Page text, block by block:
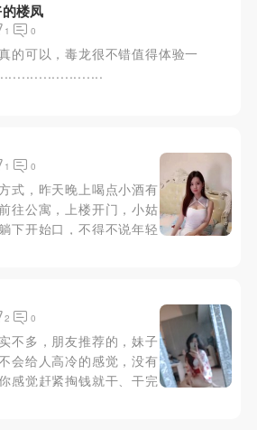
楼凤
1 0
的可以，毒龙很不错值得体验一
1 0
式，昨天晚上喝点小酒有
往公寓，上楼开门，小姑
下开始口，不得不说年轻
到一半翻身上马，几百下
2 0
不多，朋友推荐的，妹子
会给人高冷的感觉，没有
感觉赶紧掏钱就干、干完
作，下面自己的水也是挺